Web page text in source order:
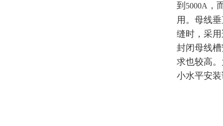
到 5000A ，
用。母线
缝时，采
封闭母线
求也较高
小水平安